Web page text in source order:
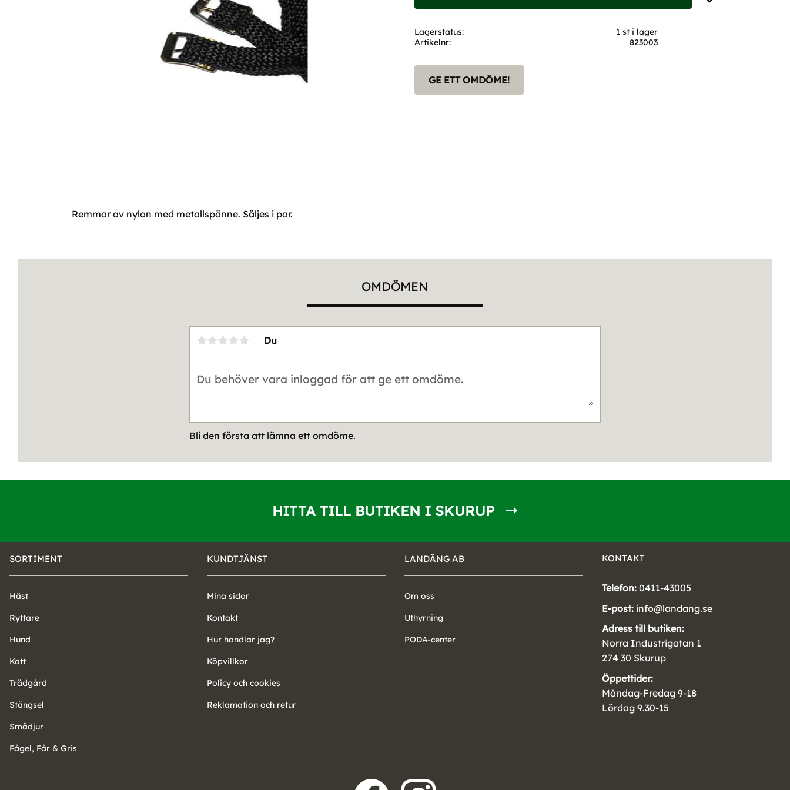
Lagerstatus
1 st i lager
Artikelnr
823003
GE ETT OMDÖME!
Remmar av nylon med metallspänne. Säljes i par.
OMDÖMEN
Du
Bli den första att lämna ett omdöme.
HITTA TILL BUTIKEN I SKURUP
SORTIMENT
Häst
Ryttare
Hund
Katt
Trädgård
Stängsel
Smådjur
Fågel, Får & Gris
KUNDTJÄNST
Mina sidor
Kontakt
Hur handlar jag?
Köpvillkor
Policy och cookies
Reklamation och retur
LANDÄNG AB
Om oss
Uthyrning
PODA-center
KONTAKT
Telefon: 0411-43005
E-post: info@landang.se
Adress till butiken:
Norra Industrigatan 1
274 30 Skurup
Öppettider:
Måndag-Fredag 9-18
Lördag 9.30-15